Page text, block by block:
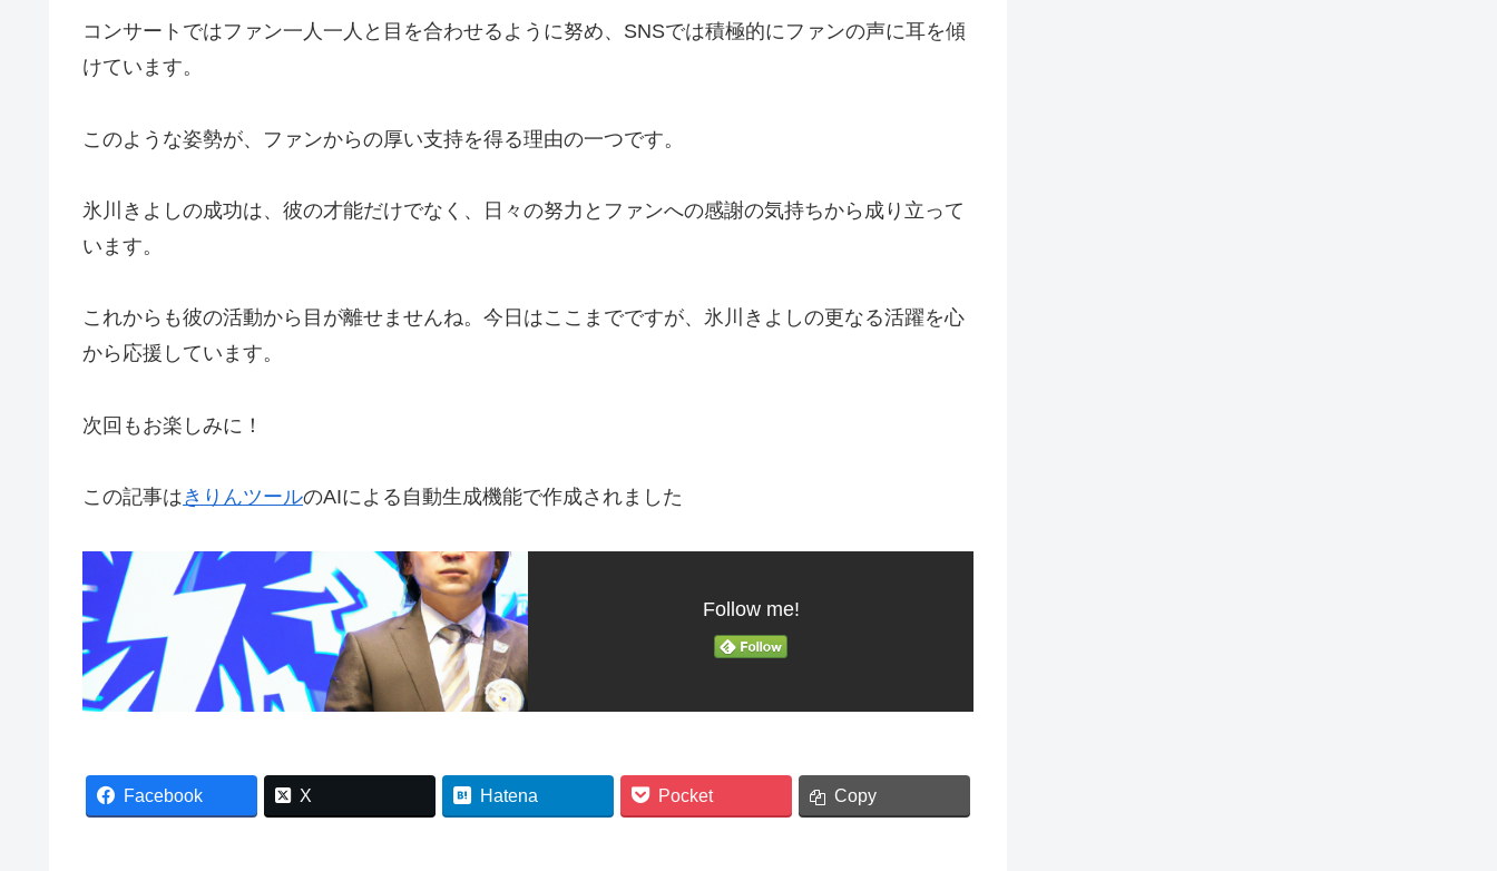
コンサートではファン一人一人と目を合わせるように努め、SNSでは積極的にファンの声に耳を傾
けています。
このような姿勢が、ファンからの厚い支持を得る理由の一つです。
氷川きよしの成功は、彼の才能だけでなく、日々の努力とファンへの感謝の気持ちから成り立って
います。
これからも彼の活動から目が離せませんね。今日はここまでですが、氷川きよしの更なる活躍を心
から応援しています。
次回もお楽しみに！
この記事はきりんツールのAIによる自動生成機能で作成されました
Follow me!
Facebook X Hatena Pocket Copy